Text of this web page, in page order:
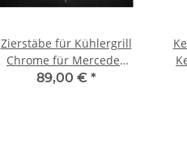
Zierstäbe für Kühlergrill
Chrome für Mercedes
W110 W111 W109 usw.
89,00 € *